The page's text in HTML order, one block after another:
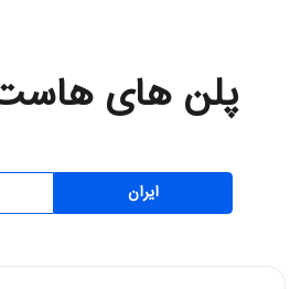
پلن های
ایران